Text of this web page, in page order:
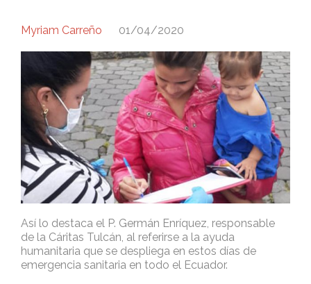
Myriam Carreño 01/04/2020
Así lo destaca el P. Germán Enríquez, responsable
de la Cáritas Tulcán, al referirse a la ayuda
humanitaria que se despliega en estos días de
emergencia sanitaria en todo el Ecuador.